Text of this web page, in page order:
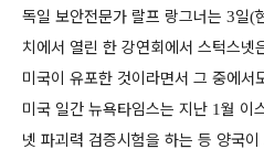
독일 보안전문가 랄프 랑그너는 3일(
치에서 열린 한 강연회에서 스턱스넷
미국이 유포한 것이라면서 그 중에서
미국 일간 뉴욕타임스는 지난 1월 이
넷 파괴력 검증시험을 하는 등 양국